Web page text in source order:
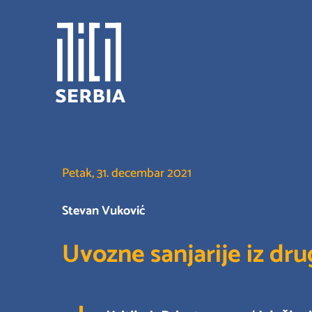
Petak, 31. decembar 2021
Stevan Vuković
Uvozne sanjarije iz